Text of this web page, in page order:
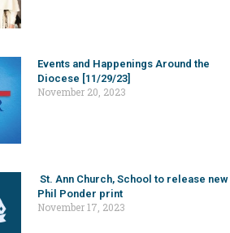
Events and Happenings Around the
Diocese [11/29/23]
November 20, 2023
St. Ann Church, School to release new
Phil Ponder print
November 17, 2023